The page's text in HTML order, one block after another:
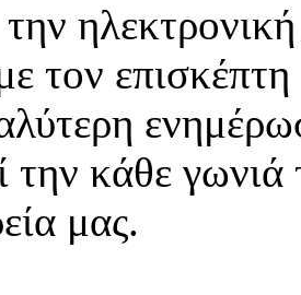
ηλεκτρονική
τον
την κάθε
μας.